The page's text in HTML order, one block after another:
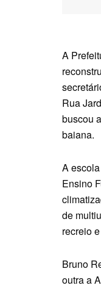
A
Rua
buscou
baiana.
A
Ensino
de
recreio
Bruno
outra a